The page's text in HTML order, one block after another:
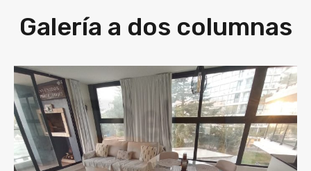
Galería a dos columnas